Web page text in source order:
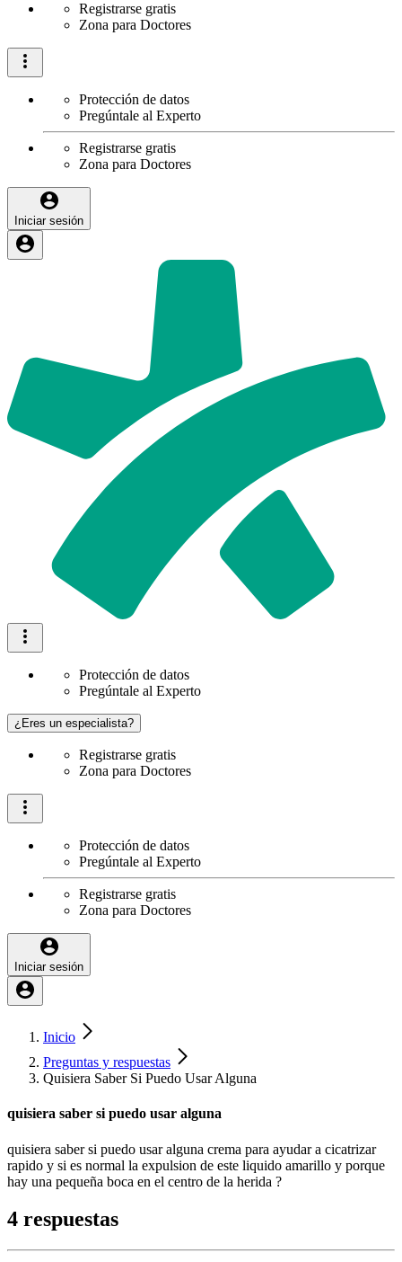
Registrarse gratis
Zona para Doctores
Protección de datos
Pregúntale al Experto
Registrarse gratis
Zona para Doctores
Iniciar sesión
Protección de datos
Pregúntale al Experto
¿Eres un especialista?
Registrarse gratis
Zona para Doctores
Protección de datos
Pregúntale al Experto
Registrarse gratis
Zona para Doctores
Iniciar sesión
Inicio
Preguntas y respuestas
Quisiera Saber Si Puedo Usar Alguna
quisiera saber si puedo usar alguna
quisiera saber si puedo usar alguna crema para ayudar a cicatrizar
rapido y si es normal la expulsion de este liquido amarillo y porque
hay una pequeña boca en el centro de la herida ?
4 respuestas